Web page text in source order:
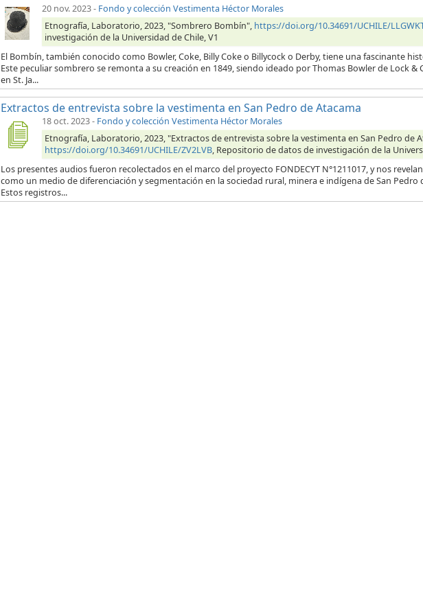
20 nov. 2023- Fondo y colección Vestimenta Héctor Morales
Etnografía, Laboratorio, 2023, "Sombrero Bombín", https://doi.org/10.34691/UCHILE/
investigación de la Universidad de Chile, V1
El Bombín, también conocido como Bowler, Coke, Billy Coke o Billycock o Derby, tiene una fascinante
Este peculiar sombrero se remonta a su creación en 1849, siendo ideado por Thomas Bowler de Lock
en St. Ja...
Extractos de entrevista sobre la vestimenta en San Pedro de Atacama
18 oct. 2023- Fondo y colección Vestimenta Héctor Morales
Etnografía, Laboratorio, 2023, "Extractos de entrevista sobre la vestimenta en San Pedro de
https://doi.org/10.34691/UCHILE/ZV2LVB, Repositorio de datos de investigación de la
Los presentes audios fueron recolectados en el marco del proyecto FONDECYT N°1211017, y nos
como un medio de diferenciación y segmentación en la sociedad rural, minera e indígena de San Pedro
Estos registros...